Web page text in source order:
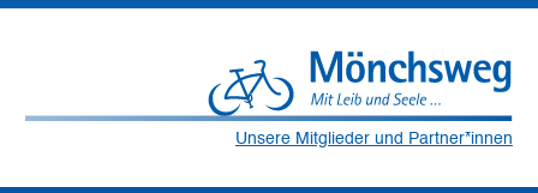
Unsere Mitglieder und Partner*innen